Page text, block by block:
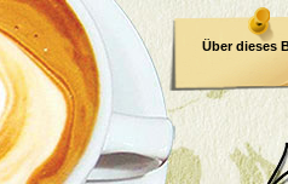
Über dieses